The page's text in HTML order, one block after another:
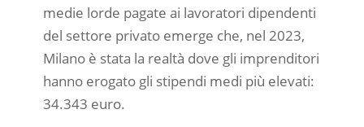
medie lorde pagate ai lavoratori dipendenti
del settore privato emerge che, nel 2023,
Milano è stata la realtà dove gli imprenditori
hanno erogato gli stipendi medi più elevati:
34.343 euro.